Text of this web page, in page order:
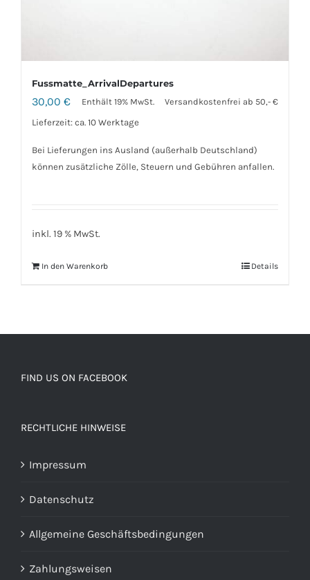
Fussmatte_ArrivalDepartures
30,00 € Enthält 19% MwSt.
Versandkostenfrei ab 50,- €
Lieferzeit: ca. 10 Werktage
Bei Lieferungen ins Ausland (außerhalb Deutschland)
können zusätzliche Zölle, Steuern und Gebühren anfallen.
inkl. 19 % MwSt.
In den Warenkorb Details
FIND US ON FACEBOOK
RECHTLICHE HINWEISE
Impressum
Datenschutz
Allgemeine Geschäftsbedingungen
Zahlungsweisen